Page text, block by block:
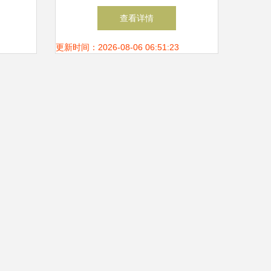
资讯中心与199it的行业洞察
查看详情
更新时间：2026-08-06 06:51:23